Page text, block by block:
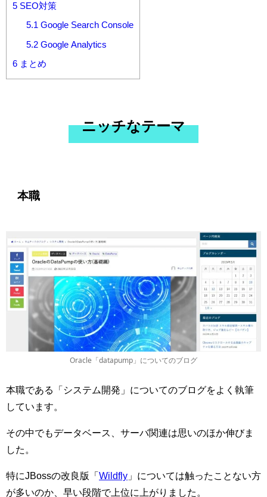
5 SEO対策
5.1 Google Search Console
5.2Google Analytics
6 まとめ
ニッチなテーマ
本職
Oracle「datapump」についてのブログ
本職である「システム開発」についてのブログをよく執筆
しています。
その中でもデータベース、サーバ関連は思いのほか伸びま
した。
特にJBossの改良版「 Wildfly 」については触ったことない方
が多いのか、早い段階で上位に上がりました。